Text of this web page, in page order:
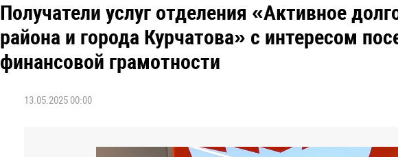
Получатели услуг отделения «Активное
района и города Курчатова» с интересом
финансовой грамотности
13.05.2025 00:00